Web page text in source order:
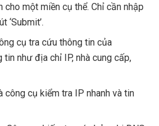
cho một miền cụ thể. Chỉ cần nhập
‘Submit’.
cụ tra cứu thông tin của
như địa chỉ IP, nhà cung cấp,
công cụ kiểm tra IP nhanh và tin